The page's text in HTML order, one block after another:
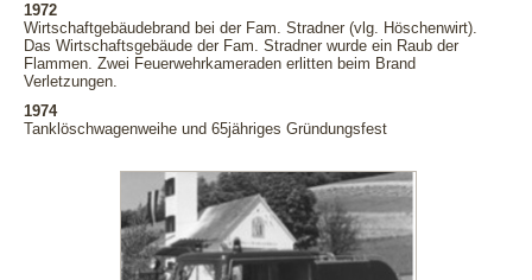
1972
Wirtschaftgebäudebrand bei der Fam. Stradner (vlg. Höschenwirt).
Das Wirtschaftsgebäude der Fam. Stradner wurde ein Raub der
Flammen. Zwei Feuerwehrkameraden erlitten beim Brand
Verletzungen.
1974
Tanklöschwagenweihe und 65jähriges Gründungsfest